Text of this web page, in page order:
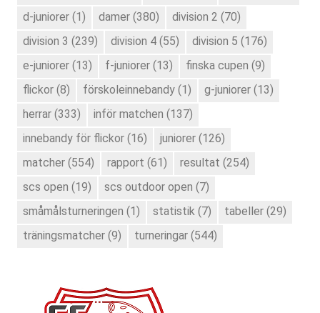
d-juniorer (1) damer (380) division 2 (70)
division 3 (239) division 4 (55) division 5 (176)
e-juniorer (13) f-juniorer (13) finska cupen (9)
flickor (8) förskoleinnebandy (1) g-juniorer (13)
herrar (333) inför matchen (137)
innebandy för flickor (16) juniorer (126)
matcher (554) rapport (61) resultat (254)
scs open (19) scs outdoor open (7)
småmålsturneringen (1) statistik (7) tabeller (29)
träningsmatcher (9) turneringar (544)